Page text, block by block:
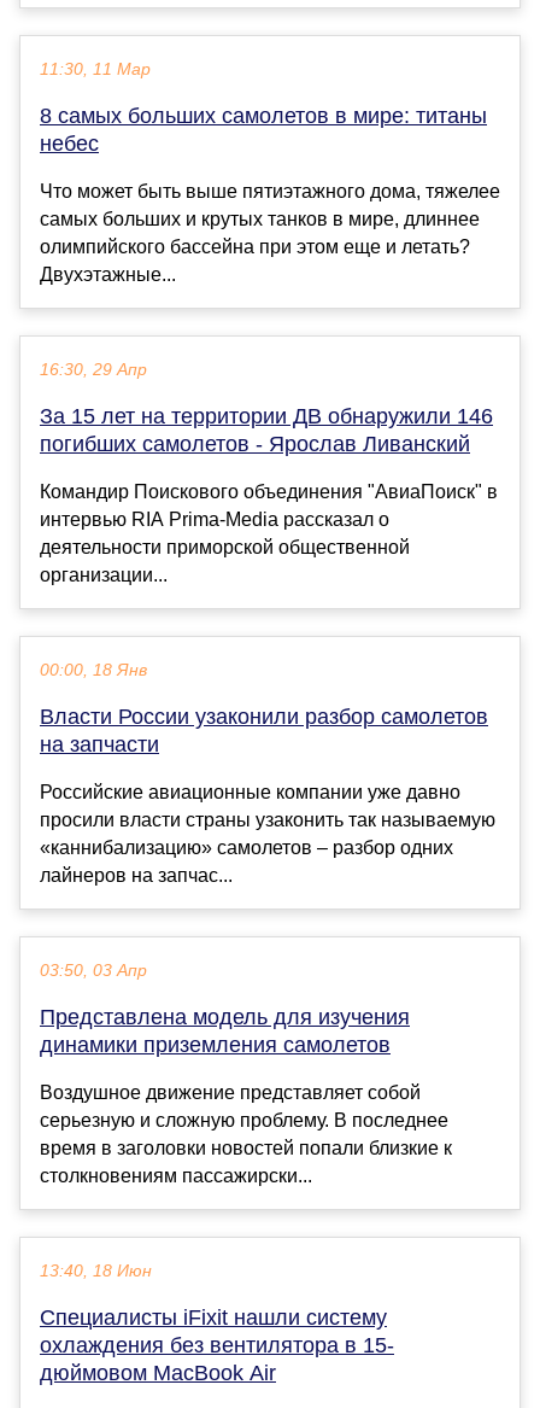
11:30, 11 Мар
8 самых больших самолетов в мире: титаны
небес
Что может быть выше пятиэтажного дома, тяжелее
самых больших и крутых танков в мире, длиннее
олимпийского бассейна при этом еще и летать?
Двухэтажные...
16:30, 29 Апр
За 15 лет на территории ДВ обнаружили 146
погибших самолетов - Ярослав Ливанский
Командир Поискового объединения "АвиаПоиск" в
интервью RIA Prima-Media рассказал о
деятельности приморской общественной
организации...
00:00, 18 Янв
Власти России узаконили разбор самолетов
на запчасти
Российские авиационные компании уже давно
просили власти страны узаконить так называемую
«каннибализацию» самолетов – разбор одних
лайнеров на запчас...
03:50, 03 Апр
Представлена модель для изучения
динамики приземления самолетов
Воздушное движение представляет собой
серьезную и сложную проблему. В последнее
время в заголовки новостей попали близкие к
столкновениям пассажирски...
13:40, 18 Июн
Специалисты iFixit нашли систему
охлаждения без вентилятора в 15-
дюймовом MacBook Air